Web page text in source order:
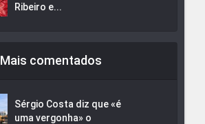
Ribeiro e...
Mais comentados
Sérgio Costa diz que «é
uma vergonha» o